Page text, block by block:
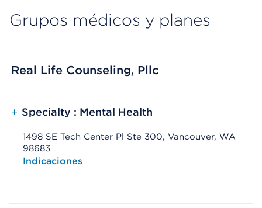
Grupos médicos y planes
Real Life Counseling, Pllc
+ Specialty : Mental Health
1498 SE Tech Center Pl Ste 300, Vancouver, WA
98683
Opens native map application on mobile devices
Indicaciones